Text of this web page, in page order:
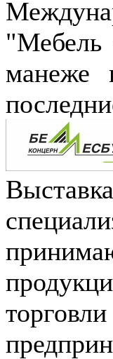
"Мебель
манеже